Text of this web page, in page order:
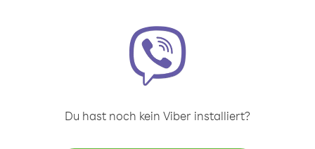
Du hast noch kein Viber installiert?